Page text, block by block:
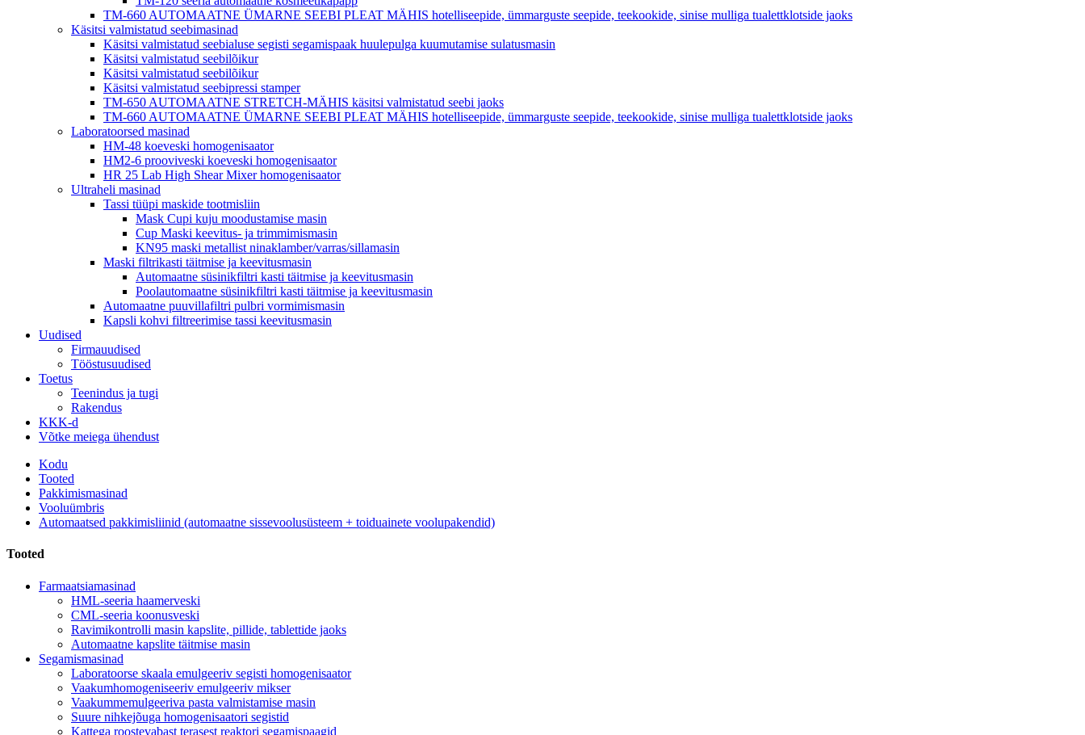
TM-660 AUTOMAATNE ÜMARNE SEEBI PLEAT MÄHIS hotelliseepide, ümmarguste seepide, teekookide, sinise mulliga tualettklotside jaoks
Käsitsi valmistatud seebimasinad
Käsitsi valmistatud seebialuse segisti segamispaak huulepulga kuumutamise sulatusmasin
Käsitsi valmistatud seebilõikur
Käsitsi valmistatud seebilõikur
Käsitsi valmistatud seebipressi stamper
TM-650 AUTOMAATNE STRETCH-MÄHIS käsitsi valmistatud seebi jaoks
TM-660 AUTOMAATNE ÜMARNE SEEBI PLEAT MÄHIS hotelliseepide, ümmarguste seepide, teekookide, sinise mulliga tualettklotside jaoks
Laboratoorsed masinad
HM-48 koeveski homogenisaator
HM2-6 prooviveski koeveski homogenisaator
HR 25 Lab High Shear Mixer homogenisaator
Ultraheli masinad
Tassi tüüpi maskide tootmisliin
Mask Cupi kuju moodustamise masin
Cup Maski keevitus- ja trimmimismasin
KN95 maski metallist ninaklamber/varras/sillamasin
Maski filtrikasti täitmise ja keevitusmasin
Automaatne süsinikfiltri kasti täitmise ja keevitusmasin
Poolautomaatne süsinikfiltri kasti täitmise ja keevitusmasin
Automaatne puuvillafiltri pulbri vormimismasin
Kapsli kohvi filtreerimise tassi keevitusmasin
Uudised
Firmauudised
Tööstusuudised
Toetus
Teenindus ja tugi
Rakendus
KKK-d
Võtke meiega ühendust
Kodu
Tooted
Pakkimismasinad
Vooluümbris
Automaatsed pakkimisliinid (automaatne sissevoolusüsteem + toiduainete voolupakendid)
Tooted
Farmaatsiamasinad
HML-seeria haamerveski
CML-seeria koonusveski
Ravimikontrolli masin kapslite, pillide, tablettide jaoks
Automaatne kapslite täitmise masin
Segamismasinad
Laboratoorse skaala emulgeeriv segisti homogenisaator
Vaakumhomogeniseeriv emulgeeriv mikser
Vaakummemulgeeriva pasta valmistamise masin
Suure nihkejõuga homogenisaatori segistid
Kattega roostevabast terasest reaktori segamispaagid